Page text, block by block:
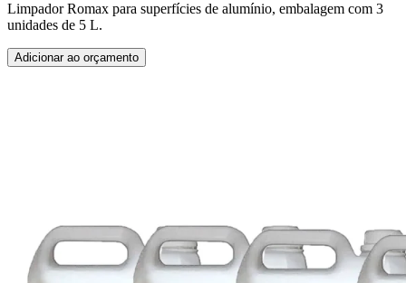
Limpador Romax para superfícies de alumínio, embalagem com 3
unidades de 5 L.
Adicionar ao orçamento